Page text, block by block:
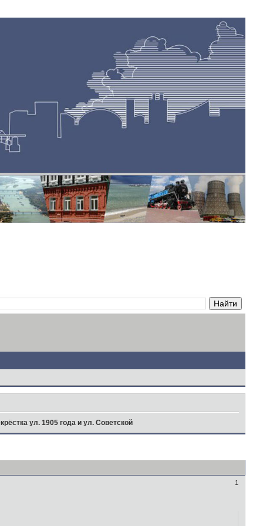
ул. 1905 года и ул. Советской
1